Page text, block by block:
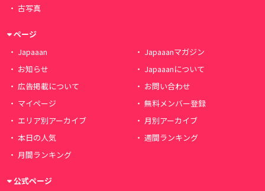
古写真
ページ
Japaaan
Japaaanマガジン
お知らせ
Japaaanについて
広告掲載について
お問い合わせ
マイページ
無料メンバー登録
エリア別アーカイブ
月別アーカイブ
本日の人気
週間ランキング
月間ランキング
公式ページ